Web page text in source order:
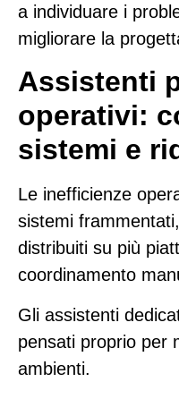
a individuare i
migliorare la
Assistenti
operativi:
sistemi e
Le inefficienze
sistemi
distribuiti su più
coordinamento
Gli assistenti
pensati proprio per
ambienti.